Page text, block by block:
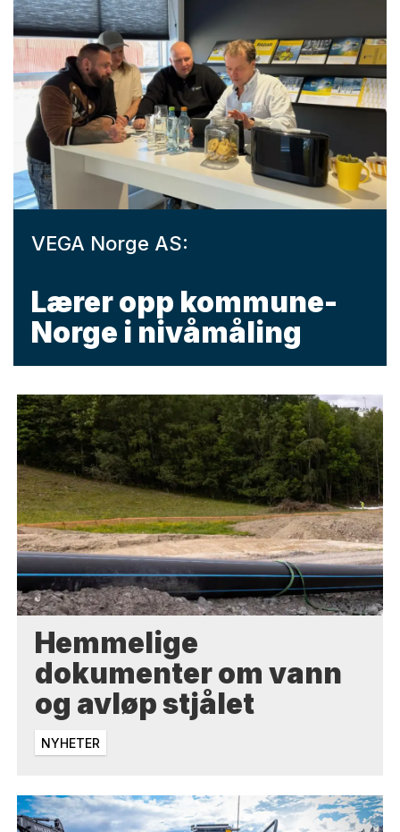
VEGA Norge AS:
Lærer opp kommune-
Norge i nivåmåling
Hemmelige
dokumenter om vann
og avløp stjålet
NYHETER